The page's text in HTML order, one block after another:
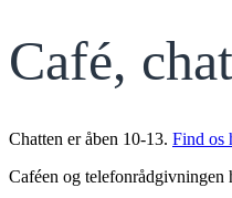
Café,
Chatten er åben 10-13. Find os
Caféen og telefonrådgivningen